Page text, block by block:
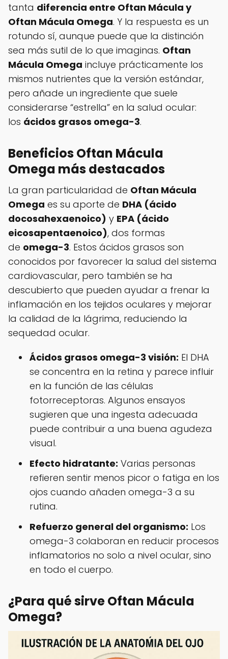
tanta diferencia entre Oftan Mácula y
Oftan Mácula Omega. Y la respuesta es un
rotundo sí, aunque puede que la distinción
sea más sutil de lo que imaginas. Oftan
Mácula Omega incluye prácticamente los
mismos nutrientes que la versión estándar,
pero añade un ingrediente que suele
considerarse “estrella” en la salud ocular:
los ácidos grasos omega-3.
Beneficios Oftan Mácula
Omega más destacados
La gran particularidad de Oftan Mácula
Omega es su aporte de DHA (ácido
docosahexaenoico) y EPA (ácido
eicosapentaenoico), dos formas
de omega-3. Estos ácidos grasos son
conocidos por favorecer la salud del sistema
cardiovascular, pero también se ha
descubierto que pueden ayudar a frenar la
inflamación en los tejidos oculares y mejorar
la calidad de la lágrima, reduciendo la
sequedad ocular.
Ácidos grasos omega-3 visión: El DHA
se concentra en la retina y parece influir
en la función de las células
fotorreceptoras. Algunos ensayos
sugieren que una ingesta adecuada
puede contribuir a una buena agudeza
visual.
Efecto hidratante: Varias personas
refieren sentir menos picor o fatiga en los
ojos cuando añaden omega-3 a su
rutina.
Refuerzo general del organismo: Los
omega-3 colaboran en reducir procesos
inflamatorios no solo a nivel ocular, sino
en todo el cuerpo.
¿Para qué sirve Oftan Mácula
Omega?